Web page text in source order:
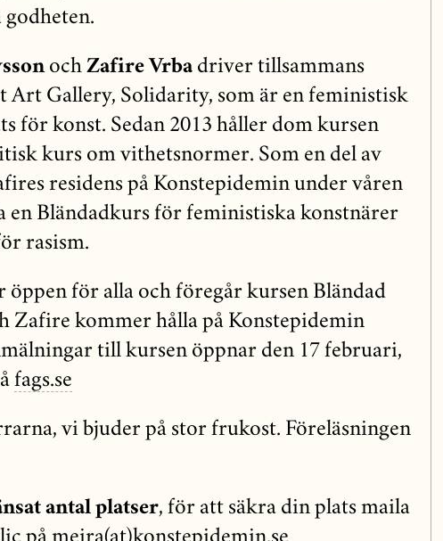
godheten.
och Zafire Vrbadriver tillsammans
Art Gallery, Solidarity, som är en feministisk
för konst. Sedan 2013 håller dom kursen
kurs om vithetsnormer. Som en del av
residens på Konstepidemin under våren
en Bländadkurs för feministiska konstnärer
rasism.
öppen för alla och föregår kursen Bländad
Zafire kommer hålla på Konstepidemin
till kursen öppnar den 17 februari,
fags.se
vi bjuder på stor frukost. Föreläsningen
antal platser, för att säkra din plats maila